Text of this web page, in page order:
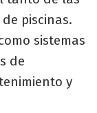
piscinas.
sistemas
de
y